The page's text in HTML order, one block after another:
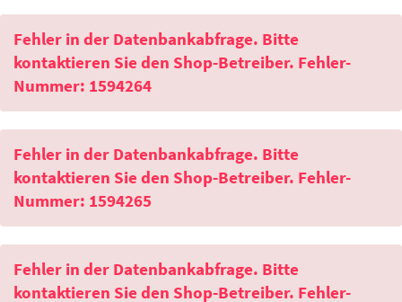
Fehler in der Datenbankabfrage. Bitte
kontaktieren Sie den Shop-Betreiber. Fehler-
Nummer: 1594264
Fehler in der Datenbankabfrage. Bitte
kontaktieren Sie den Shop-Betreiber. Fehler-
Nummer: 1594265
Fehler in der Datenbankabfrage. Bitte
kontaktieren Sie den Shop-Betreiber. Fehler-